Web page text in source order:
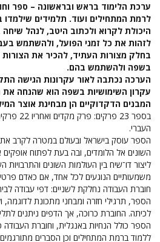
ערכת הלימוד בראש ובראשונה – ספר
לרמת המתחילים ועוד. תלמידים שילמדו
היכולת לקרוא ולכתוב היטב, לנהל
לזהות את כל זמני הפועל, ולהשתמש
בחלק מצורות העתיד, להכיר את הצורות
בשפה ולהשתמש בהם.
הערכה נכתבה לאור עקרונות הגישה
עקרון השימושיות בשפה הוא שהנחה את
המבנים הדקדוקיים הן מבחינת אוצר
בספר 23
העברי.
הספר עוסק בישראל ובעולם במטרה לקרב
השונים אל הלומדים, ובה בעת לפתוח
ליצור דו־שיח בין העולמות השונים
משמעותיים הנוגעים לכל אחד, אם כאדם
חוברת העבודה נחלקת לשניים: דפי עבודה
הספר, תרגילי חזרה ומבחני מתכונת לדוגמה,
לכיתה. החוברת כרוכה, אך הדפים ניתנים
הספר כולל הנחיות באנגלית, וחוברת העבודה
ללמוד ברמת המתחילים וכן הסברים